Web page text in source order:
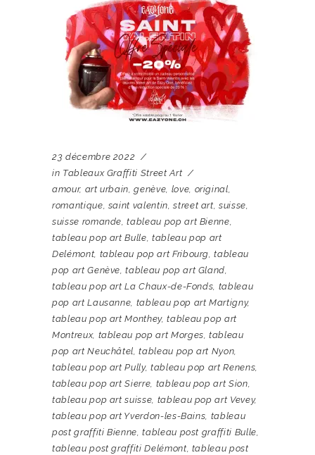
23 décembre 2022
in Tableaux Graffiti Street Art
amour, art urbain ,genève love original
romantique saint valentin ,street art ,suisse
suisse romande ,tableau pop art Bienne
tableau pop art Bulle tableau pop art
Delémont tableau pop art Fribourg ,tableau
pop art Genève ,tableau pop art Gland
tableau pop art La Chaux-de-Fonds tableau
pop art Lausanne tableau pop art Martigny,
tableau pop art Monthey,tableau pop art
Montreux, tableau pop art Morges ,tableau
pop art Neuchâtel ,tableau pop art Nyon
tableau pop art Pully, tableau pop art Renens
tableau pop art Sierre tableau pop art Sion
tableau pop art suisse tableau pop art Vevey,
tableau pop art Yverdon-les-Bains tableau
post graffiti Bienne ,tableau post graffiti Bulle
tableau post graffiti Delémont tableau post